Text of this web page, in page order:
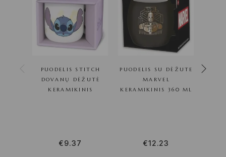
PUODELIS STITCH
DOVANŲ DĖŽUTĖ
KERAMIKINIS
€9.37
PUODELIS SU DĖŽUTE
MARVEL
KERAMIKINIS 360 ML
€12.23